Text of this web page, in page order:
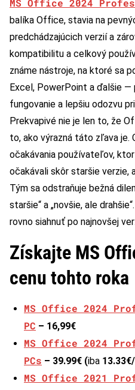
MS Office 2024
balíka Office, stavia na
predchádzajúcich verzií a
kompatibilitu a celkový
známe nástroje, na ktoré sa
Excel, PowerPoint a ďalšie —
fungovanie a lepšiu odozvu
Prekvapivé nie je len to, že
to, ako výrazná táto zľava je.
očakávania používateľov,
očakávali skôr staršie verzie,
Tým sa odstraňuje bežná
staršie“ a „novšie, ale
rovno siahnuť po najnovšej
Získajte MS
cenu tohto roka
MS Office 2024
PC – 16,99€
MS Office 2024
PCs – 39.99€ (iba
MS Office 2021